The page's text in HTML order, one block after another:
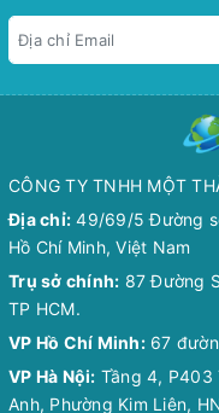
CÔNG TY TNHH MỘT
Địa chỉ: 49/69/5 Đường
Hồ Chí Minh, Việt Nam
Trụ sở chính: 87 Đường
TP HCM.
VP Hồ Chí Minh: 67
VP Hà Nội: Tầng 4, P403
Anh, Phường Kim Liên,